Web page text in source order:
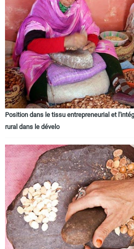
Position dans le tissu entrepreneurial et
rural dans le dévelo